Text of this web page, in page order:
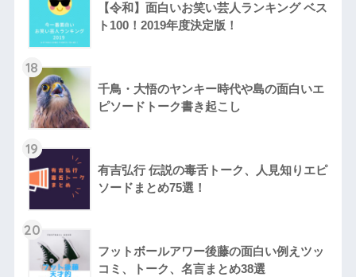
【令和】面白いお笑い芸人ランキング ベス
ト100！2019年度決定版！
18
千鳥・大悟のヤンキー時代や島の面白いエ
ピソードトーク書き起こし
19
有吉弘行 伝説の毒舌トーク、人見知りエピ
ソードまとめ75選！
20
フットボールアワー後藤の面白い例えツッ
コミ、トーク、名言まとめ38選